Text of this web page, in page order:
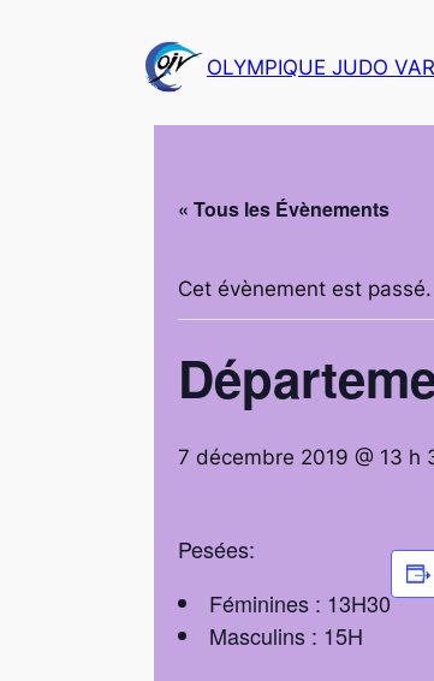
OLYMPIQUE JUDO
« Tous les Évènements
Cet évènement est passé.
7 décembre 2019 @ 13 h
Pesées:
Féminines : 13H30
Masculins : 15H